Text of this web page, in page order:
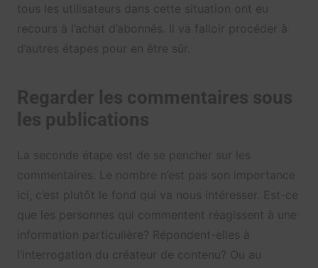
tous les utilisateurs dans cette situation ont eu
recours à l’achat d’abonnés. Il va falloir procéder à
d’autres étapes pour en être sûr.
Regarder les commentaires sous
les publications
La seconde étape est de se pencher sur les
commentaires. Le nombre n’est pas son importance
ici, c’est plutôt le fond qui va nous intéresser. Est-ce
que les personnes qui commentent réagissent à une
information particulière? Répondent-elles à
l’interrogation du créateur de contenu? Ou au